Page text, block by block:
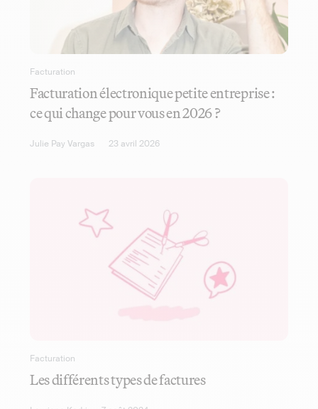
Facturation
Facturation électronique petite entreprise :
ce qui change pour vous en 2026 ?
Julie Pay Vargas 23 avril 2026
Facturation
Les différents types de factures